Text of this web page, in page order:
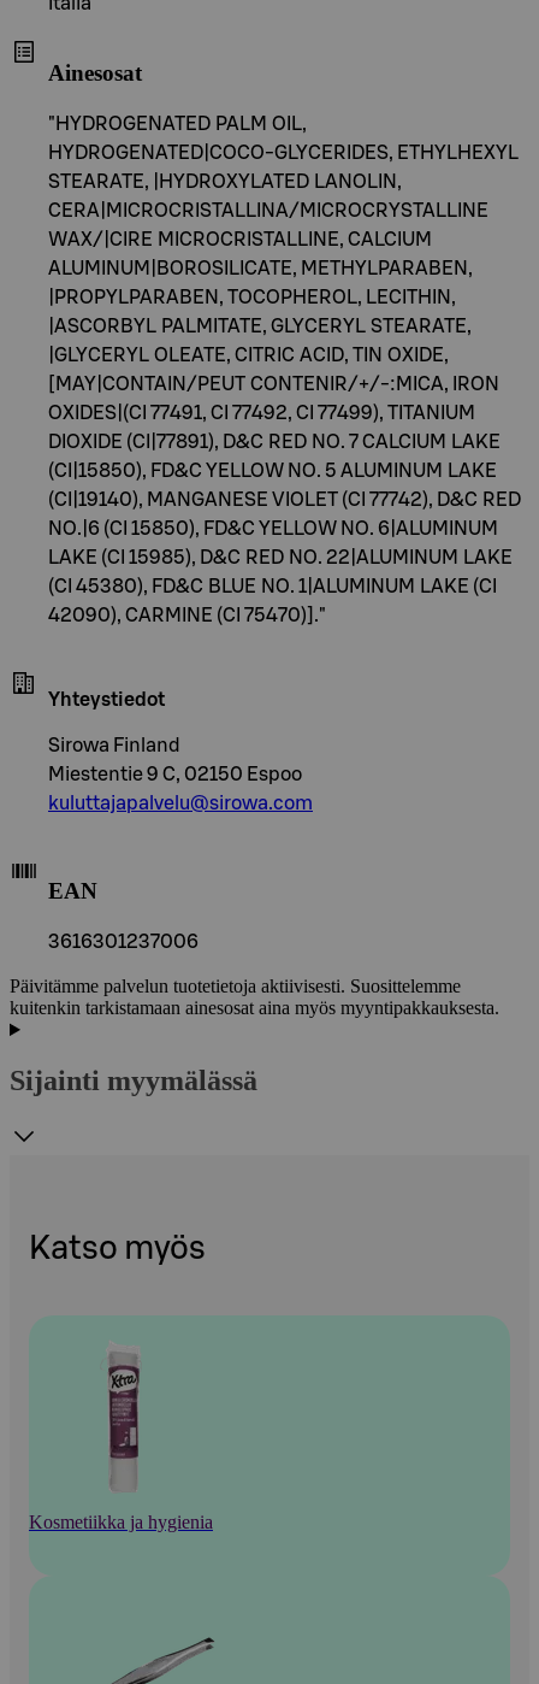
Italia
Ainesosat
"HYDROGENATED PALM OIL,
HYDROGENATED|COCO-GLYCERIDES, ETHYLHEXYL
STEARATE, |HYDROXYLATED LANOLIN,
CERA|MICROCRISTALLINA/MICROCRYSTALLINE
WAX/|CIRE MICROCRISTALLINE, CALCIUM
ALUMINUM|BOROSILICATE, METHYLPARABEN,
|PROPYLPARABEN, TOCOPHEROL, LECITHIN,
|ASCORBYL PALMITATE, GLYCERYL STEARATE,
|GLYCERYL OLEATE, CITRIC ACID, TIN OXIDE,
[MAY|CONTAIN/PEUT CONTENIR/+/-:MICA, IRON
OXIDES|(CI 77491, CI 77492, CI 77499), TITANIUM
DIOXIDE (CI|77891), D&C RED NO. 7 CALCIUM LAKE
(CI|15850), FD&C YELLOW NO. 5 ALUMINUM LAKE
(CI|19140), MANGANESE VIOLET (CI 77742), D&C RED
NO.|6 (CI 15850), FD&C YELLOW NO. 6|ALUMINUM
LAKE (CI 15985), D&C RED NO. 22|ALUMINUM LAKE
(CI 45380), FD&C BLUE NO. 1|ALUMINUM LAKE (CI
42090), CARMINE (CI 75470)]."
Yhteystiedot
Sirowa Finland
Miestentie 9 C, 02150 Espoo
kuluttajapalvelu@sirowa.com
EAN
3616301237006
Päivitämme palvelun tuotetietoja aktiivisesti. Suosittelemme
kuitenkin tarkistamaan ainesosat aina myös myyntipakkauksesta.
Sijainti myymälässä
Katso myös
Kosmetiikka ja hygienia